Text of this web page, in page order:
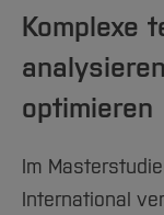
Komplexe
optimieren
Im
International